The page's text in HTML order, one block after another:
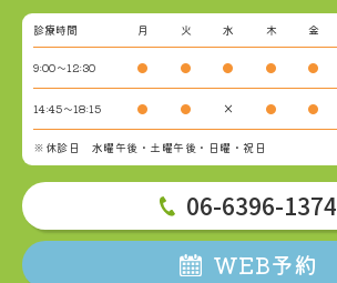
診療時間 月 火 水 木 金
9:00～12:30 ● ● ● ● ●
14:45～18:15 ● ● × ● ●
※休診日 水曜午後・土曜午後・日曜・祝日
06-6396-1374
WEB予約